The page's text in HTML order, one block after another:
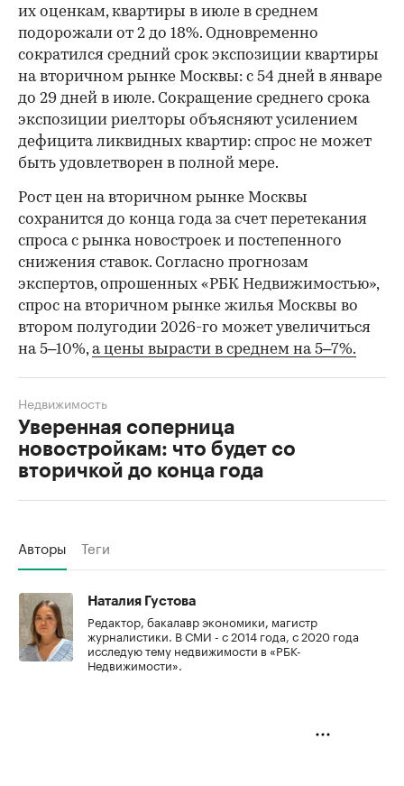
их оценкам, квартиры в июле в среднем
подорожали от 2 до 18%. Одновременно
сократился средний срок экспозиции квартиры
на вторичном рынке Москвы: с 54 дней в январе
до 29 дней в июле. Сокращение среднего срока
экспозиции риелторы объясняют усилением
дефицита ликвидных квартир: спрос не может
быть удовлетворен в полной мере.
Рост цен на вторичном рынке Москвы
сохранится до конца года за счет перетекания
спроса с рынка новостроек и постепенного
снижения ставок. Согласно прогнозам
экспертов, опрошенных «РБК Недвижимостью»,
спрос на вторичном рынке жилья Москвы во
втором полугодии 2026-го может увеличиться
на 5–10%,а цены вырасти в среднем на 5–7%.
Уверенная соперница
новостройкам: что будет со
вторичкой до конца года
Недвижимость
Авторы Теги
Наталия Густова
Редактор, бакалавр экономики, магистр
журналистики. В СМИ - с 2014 года, с 2020 года
исследую тему недвижимости в «РБК-
Недвижимости».